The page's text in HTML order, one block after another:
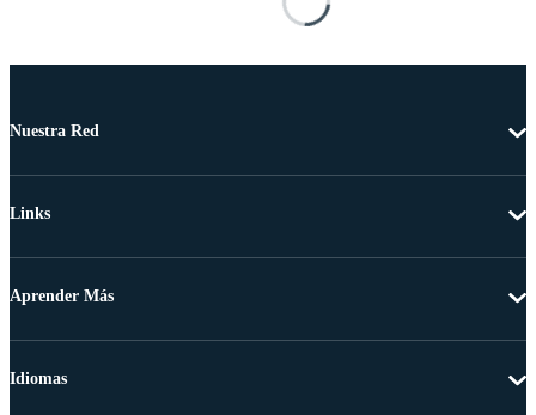
Nuestra Red
Links
Aprender Más
Idiomas